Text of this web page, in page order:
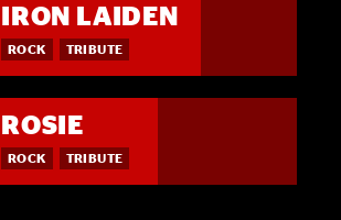
IRON LAIDEN
ROCK TRIBUTE
ROSIE
ROCK TRIBUTE